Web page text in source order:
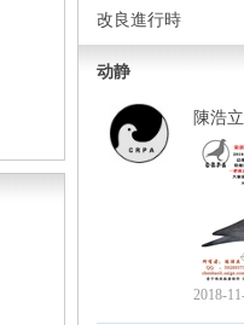
改良進行時
动静
陳浩立
2018-